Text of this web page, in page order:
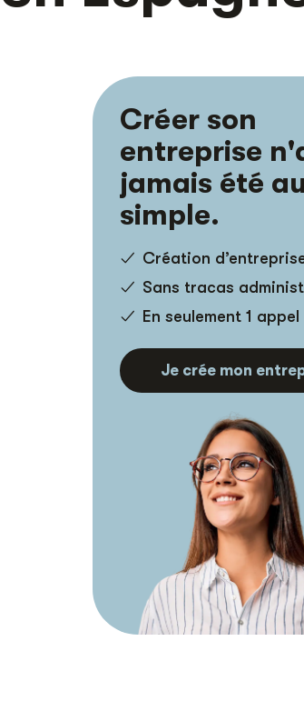
Créer son
entreprise
jamais été
simple.
Création
Sans tracas
En seulement 1
Je crée mon